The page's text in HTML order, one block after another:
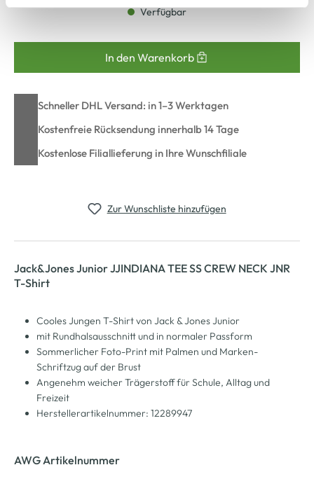
Cookie-Hinweisbzw. derDatenschutzerklärung.
Verfügbar
In den Warenkorb
Schneller DHL Versand: in 1–3 Werktagen
Kostenfreie Rücksendung innerhalb 14 Tage
Kostenlose Filiallieferung in Ihre Wunschfiliale
Zur Wunschliste hinzufügen
Jack&Jones Junior JJINDIANA TEE SS CREW NECK JNR
T-Shirt
Cooles Jungen T-Shirt von Jack & Jones Junior
mit Rundhalsausschnitt und in normaler Passform
Sommerlicher Foto-Print mit Palmen und Marken-
Schriftzug auf der Brust
Angenehm weicher Trägerstoff für Schule, Alltag und
Freizeit
Herstellerartikelnummer: 12289947
AWG Artikelnummer